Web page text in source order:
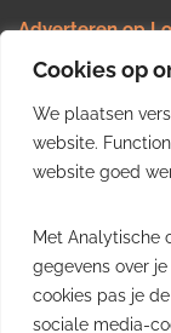
Cookies op
We plaatsen
website.
website goed
Met Analytische
gegevens over
cookies pas je
sociale media-
Adverteren op
Nieuws
Uw video op
Job plaatsen
Gratis
inzichten uit de